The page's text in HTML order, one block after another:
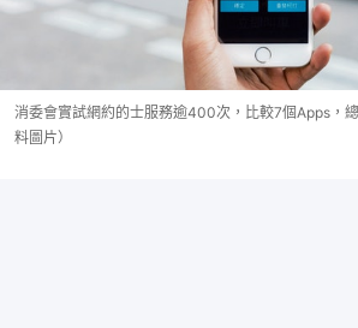
消委會實試網約的士服務逾400次，比較7個Apps，
料圖片）